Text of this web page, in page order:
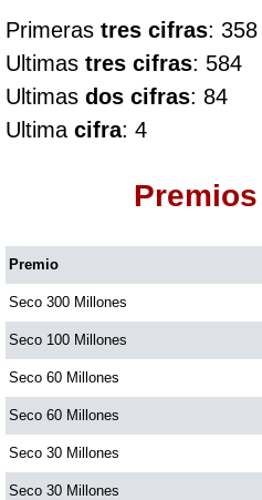
Culona día
Culona noche
Dorado Mañana
Dorado Noche
Fantástica Día
Fantástica Noche
Primeras tres cifras: 358
Ultimas tres cifras: 584
Ultimas dos cifras: 84
Ultima cifra: 4
Premio
Seco 300 Millones
Seco 100 Millones
Seco 60 Millones
Seco 60 Millones
Seco 30 Millones
Seco 30 Millones